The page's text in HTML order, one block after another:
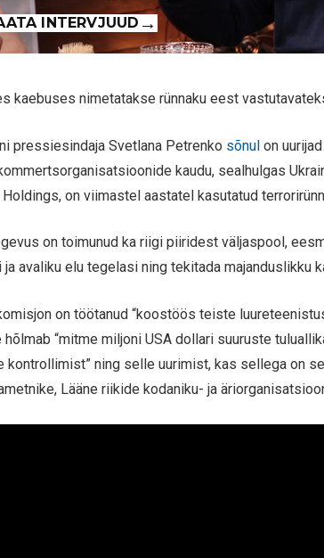
INTERVJUUD
kaebuses nimetatakse rünnaku eest
pressiesindaja Svetlana Petrenko sõnulon
kaudu, sealhulgas
on viimastel aastatel kasutatud
on toimunud ka riigi piiridest väljaspool,
avaliku elu tegelasi ning tekitada majanduslikku
on töötanud “koostöös teiste
hõlmab “mitme miljoni USA dollari suuruste
kontrollimist” ning selle uurimist, kas sellega on
Lääne riikide kodaniku- ja